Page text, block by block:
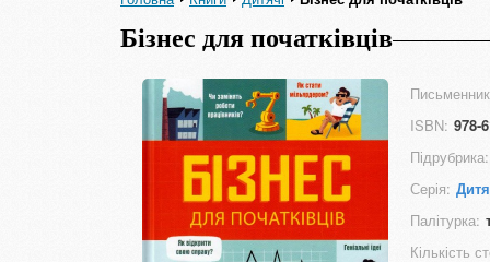
Бізнес для початківців
ISBN: 978-
Підрубрика:
Серія:
Палітурка:
Кількість